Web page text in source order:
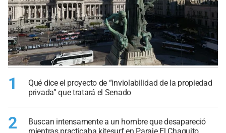
1
Qué dice el proyecto de “inviolabilidad de la propiedad
privada” que tratará el Senado
2
Buscan intensamente a un hombre que desapareció